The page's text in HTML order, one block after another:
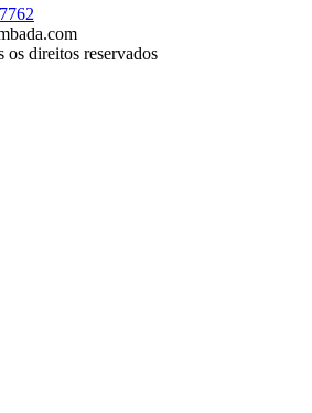
os direitos reservados